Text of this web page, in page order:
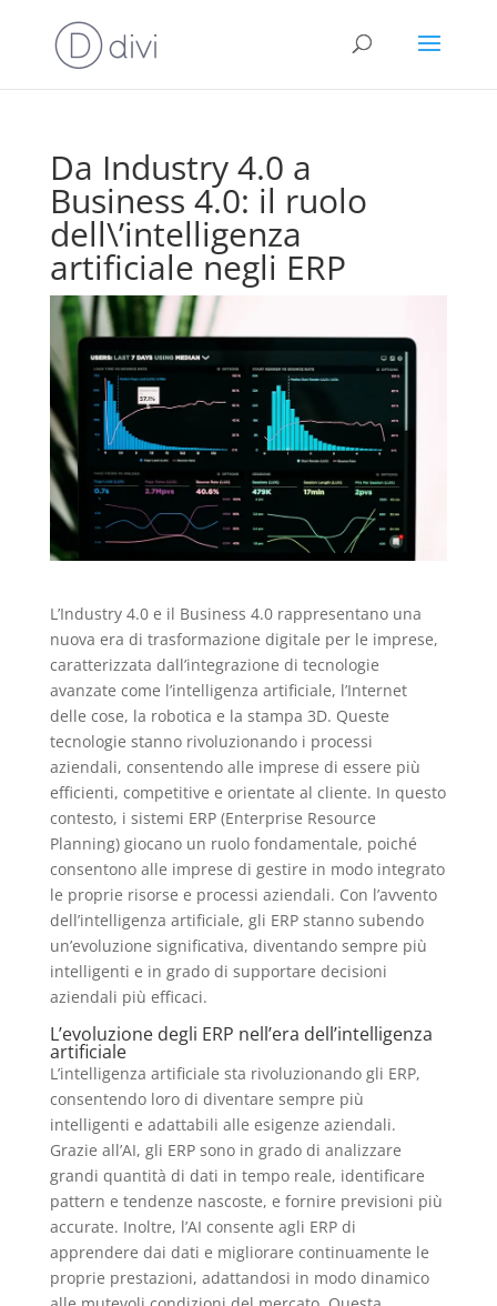
Da Industry 4.0 a
Business 4.0: il ruolo
dell\’intelligenza
artificiale negli ERP
L’Industry 4.0 e il Business 4.0 rappresentano una
nuova era di trasformazione digitale per le imprese,
caratterizzata dall’integrazione di tecnologie
avanzate come l’intelligenza artificiale, l’Internet
delle cose, la robotica e la stampa 3D. Queste
tecnologie stanno rivoluzionando i processi
aziendali, consentendo alle imprese di essere più
efficienti, competitive e orientate al cliente. In questo
contesto, i sistemi ERP (Enterprise Resource
Planning) giocano un ruolo fondamentale, poiché
consentono alle imprese di gestire in modo integrato
le proprie risorse e processi aziendali. Con l’avvento
dell’intelligenza artificiale, gli ERP stanno subendo
un’evoluzione significativa, diventando sempre più
intelligenti e in grado di supportare decisioni
aziendali più efficaci.
L’evoluzione degli ERP nell’era dell’intelligenza
artificiale
L’intelligenza artificiale sta rivoluzionando gli ERP,
consentendo loro di diventare sempre più
intelligenti e adattabili alle esigenze aziendali.
Grazie all’AI, gli ERP sono in grado di analizzare
grandi quantità di dati in tempo reale, identificare
pattern e tendenze nascoste, e fornire previsioni più
accurate. Inoltre, l’AI consente agli ERP di
apprendere dai dati e migliorare continuamente le
proprie prestazioni, adattandosi in modo dinamico